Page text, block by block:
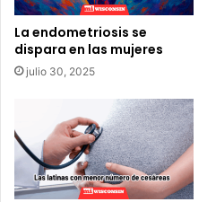
f
a
l
s
e
r
i
s
ó
l
o
o
n
i
La endometriosis se
dispara en las mujeres
julio 30, 2025